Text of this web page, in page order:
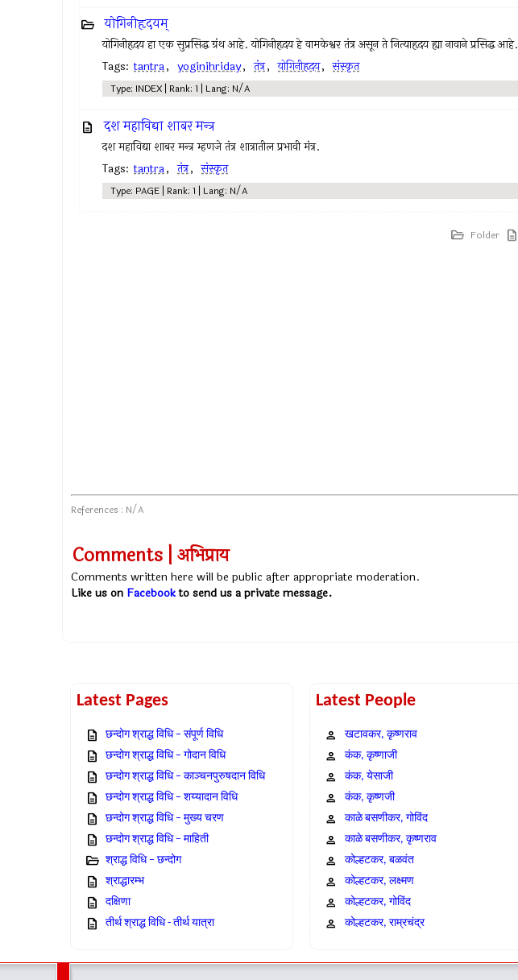
योगिनीहृदयम्
योगिनीहृदय हा एक सुप्रसिद्ध ग्रंथ आहे. योगिनीहृदय हे वामकेश्वर तंत्र असून ते नित्याहृदय ह्या नावाने प्रसिद्ध आहे.
Tags: tantra, yoginihriday, तंत्र, योगिनीहृदय, संस्कृत
Type: INDEX | Rank: 1 | Lang: N/A
दश महाविद्या शाबर मन्त्र
दश महाविद्या शाबर मन्त्र म्हणजे तंत्र शात्रातील प्रभावी मंत्र.
Tags: tantra, तंत्र, संस्कृत
Type: PAGE | Rank: 1 | Lang: N/A
Folder
References : N/A
Comments | अभिप्राय
Comments written here will be public after appropriate moderation.
Like us on Facebookto send us a private message.
Latest Pages
छन्दोग श्राद्ध विधि – संपूर्ण विधि
छन्दोग श्राद्ध विधि – गोदान विधि
छन्दोग श्राद्ध विधि – काञ्चनपुरुषदान विधि
छन्दोग श्राद्ध विधि – शय्यादान विधि
छन्दोग श्राद्ध विधि – मुख्य चरण
छन्दोग श्राद्ध विधि – माहिती
श्राद्ध विधि – छन्दोग
श्राद्धारम्भ
दक्षिणा
तीर्थ श्राद्ध विधि - तीर्थ यात्रा
Latest People
खटावकर, कृष्णराव
कंक, कृष्णाजी
कंक, येसाजी
कंक, कृष्णजी
काळे बसणीकर, गोविंद
काळे बसणीकर, कृष्णराव
कोल्हटकर, बळवंत
कोल्हटकर, लक्ष्मण
कोल्हटकर, गोविंद
कोल्हटकर, राम्रचंद्र